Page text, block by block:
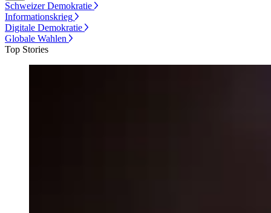
Schweizer Demokratie
Informationskrieg
Digitale Demokratie
Globale Wahlen
Top Stories